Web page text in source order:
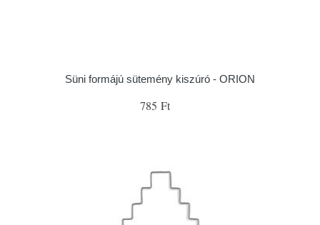
Süni formájú sütemény kiszúró - ORION
785 Ft